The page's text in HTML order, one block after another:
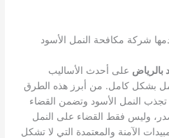
شركة مكافحة النمل الأسود
بالرياض على أحدث الأساليب
بشكل كامل. من أبرز هذه الطرق
النمل الأسود وتضمن القضاء
وليس فقط القضاء على النمل
الآمنة والمعتمدة التي لا تشكل